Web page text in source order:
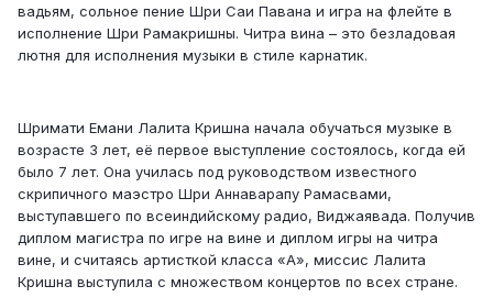
вадьям, сольное пение Шри Саи Павана и игра на флейте в
исполнение Шри Рамакришны. Читра вина – это безладовая
лютня для исполнения музыки в стиле карнатик.
Шримати Емани Лалита Кришна начала обучаться музыке в
возрасте 3 лет, её первое выступление состоялось, когда ей
было 7 лет. Она училась под руководством известного
скрипичного маэстро Шри Аннаварапу Рамасвами,
выступавшего по всеиндийскому радио, Виджаявада. Получив
диплом магистра по игре на вине и диплом игры на читра
вине, и считаясь артисткой класса «А», миссис Лалита
Кришна выступила с множеством концертов по всех стране.